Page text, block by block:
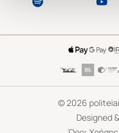
©2026
Designed